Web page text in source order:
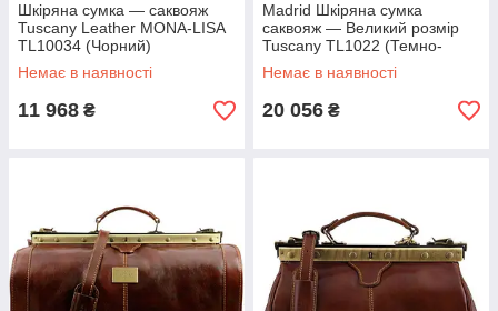
Шкіряна сумка — саквояж
Tuscany Leather MONA-LISA
TL10034 (Чорний)
Немає в наявності
11 968 ₴
Madrid Шкіряна сумка
саквояж — Великий розмір
Tuscany TL1022 (Темно-
коричневий)
Немає в наявності
20 056 ₴